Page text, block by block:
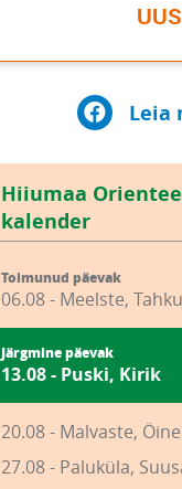
Leia
Hiiumaa
kalender
Toimunud päevak
06.08 - Meelste,
Järgmine päevak
13.08 - Puski, Kirik
20.08 - Malvaste,
27.08 - Paluküla,